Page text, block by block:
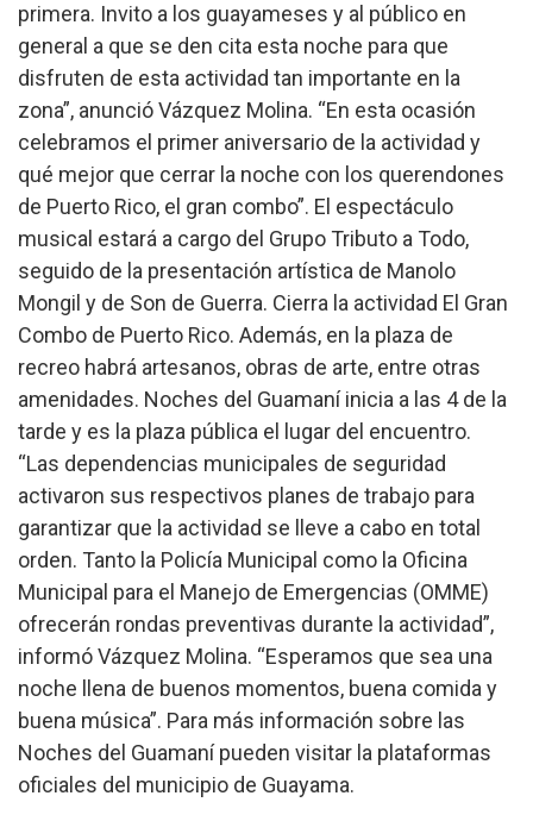
primera. Invito a los guayameses y al público en
general a que se den cita esta noche para que
disfruten de esta actividad tan importante en la
zona”, anunció Vázquez Molina. “En esta ocasión
celebramos el primer aniversario de la actividad y
qué mejor que cerrar la noche con los querendones
de Puerto Rico, el gran combo”. El espectáculo
musical estará a cargo del Grupo Tributo a Todo,
seguido de la presentación artística de Manolo
Mongil y de Son de Guerra. Cierra la actividad El Gran
Combo de Puerto Rico. Además, en la plaza de
recreo habrá artesanos, obras de arte, entre otras
amenidades. Noches del Guamaní inicia a las 4 de la
tarde y es la plaza pública el lugar del encuentro.
“Las dependencias municipales de seguridad
activaron sus respectivos planes de trabajo para
garantizar que la actividad se lleve a cabo en total
orden. Tanto la Policía Municipal como la Oficina
Municipal para el Manejo de Emergencias (OMME)
ofrecerán rondas preventivas durante la actividad”,
informó Vázquez Molina. “Esperamos que sea una
noche llena de buenos momentos, buena comida y
buena música”. Para más información sobre las
Noches del Guamaní pueden visitar la plataformas
oficiales del municipio de Guayama.